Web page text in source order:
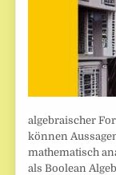
algebraischer
können
mathematisch
als Boolean